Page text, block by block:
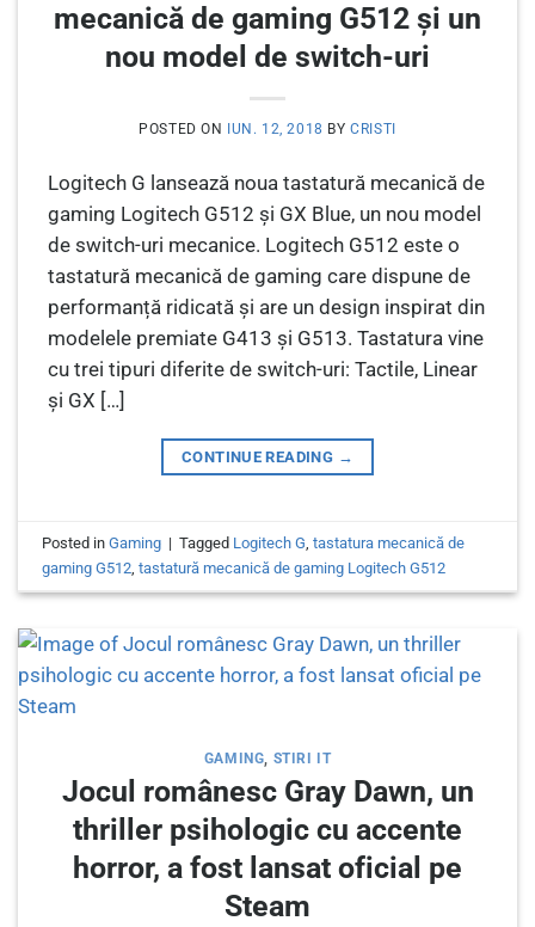
mecanică de gaming G512 și un
nou model de switch-uri
POSTED ON IUN. 12, 2018 BYCRISTI
Logitech G lansează noua tastatură mecanică de
gaming Logitech G512 și GX Blue, un nou model
de switch-uri mecanice. Logitech G512 este o
tastatură mecanică de gaming care dispune de
performanță ridicată și are un design inspirat din
modelele premiate G413 și G513. Tastatura vine
cu trei tipuri diferite de switch-uri: Tactile, Linear
și GX […]
CONTINUE READING →
Posted inGaming | Tagged Logitech G ,tastatura mecanică de
gaming G512 ,tastatură mecanică de gaming Logitech G512
GAMING, STIRI IT
Jocul românesc Gray Dawn, un
thriller psihologic cu accente
horror, a fost lansat oficial pe
Steam